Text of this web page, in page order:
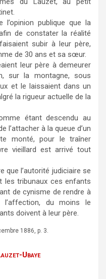
l’opinion publique que la
de constater la réalité
subir à leur père,
de 30 ans et sa sœur.
leur père à demeurer
sur la montagne, sous
et le laissaient dans un
la rigueur actuelle de la
étant descendu au
l’attacher à la queue d’un
monté, pour le traîner
vieillard est arrivé tout
que l’autorité judiciaire se
les tribunaux ces enfants
de cynisme de rendre à
l’affection, du moins le
doivent à leur père.
1886, p. 3.
Ubaye